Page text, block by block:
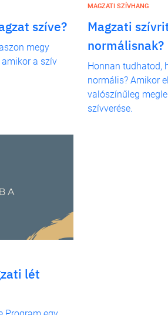
szíve?
megy
amikor a szív
MAGZATI SZÍVHANG
Magzati
normálisnak?
Honnan tudhatod,
normális? Amikor
valószínűleg
szívverése.
lét